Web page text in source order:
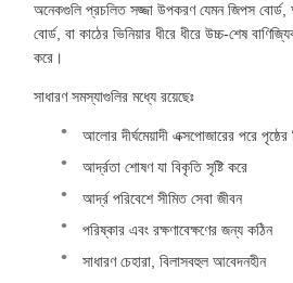
অনেকগুলি প্রচলিত সজ্জা উপকরণ যেমন জিপস বোর্ড,
বোর্ড, বা কাঠের ভিনিয়ার ধীরে ধীরে উচ্চ-শেষ
করে।
সাধারণ সমস্যাগুলির মধ্যে রয়েছেঃ
আলোর দীর্ঘমেয়াদী এক্সপোজারের পরে পৃষ্ঠের
আর্দ্রতা শোষণ যা বিকৃতি সৃষ্টি করে
আর্দ্র পরিবেশে সীমিত সেবা জীবন
পরিষ্কার এবং রক্ষণাবেক্ষণের জন্য কঠিন
সাধারণ চেহারা, বিলাসবহুল আবেদনহীন